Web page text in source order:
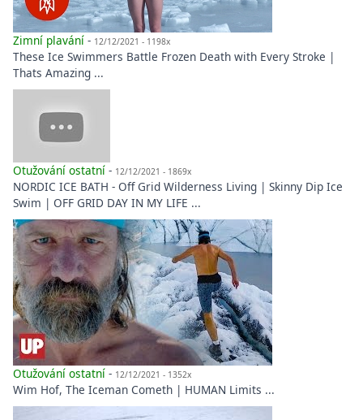
Zimní plavání - 12/12/2021 - 1198x
These Ice Swimmers Battle Frozen Death with Every Stroke |
Thats Amazing ...
Otužování ostatní - 12/12/2021 - 1869x
NORDIC ICE BATH - Off Grid Wilderness Living | Skinny Dip Ice
Swim | OFF GRID DAY IN MY LIFE ...
Otužování ostatní - 12/12/2021 - 1352x
Wim Hof, The Iceman Cometh | HUMAN Limits ...